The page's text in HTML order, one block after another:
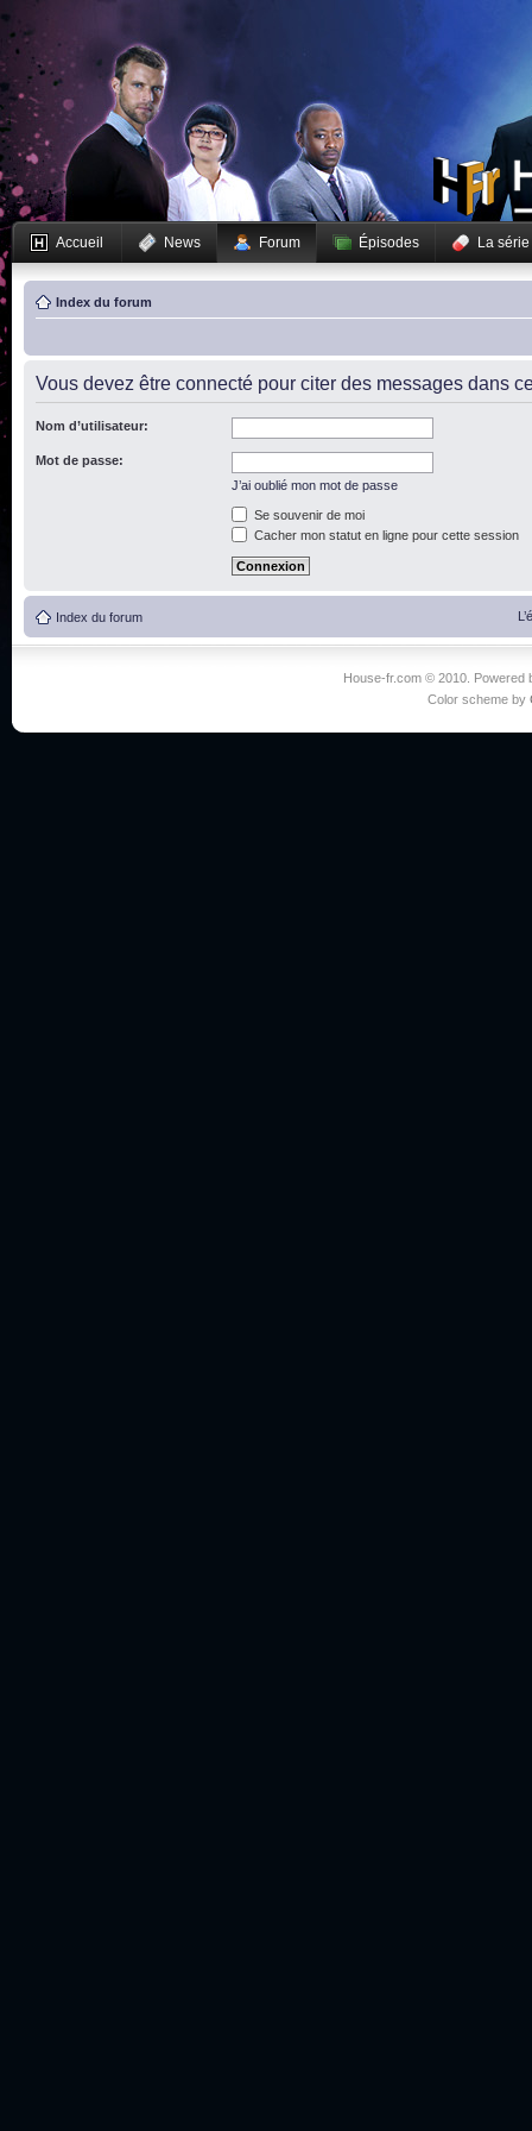
Accueil News Forum Épisodes La série
Index du forum
Vous devez être connecté pour citer des messages dans
Nom d’utilisateur:
Mot de passe:
J’ai oublié mon mot de passe
Se souvenir de moi
Cacher mon statut en ligne pour cette session
Index du forum
House-fr.com © 2010. Powered
Color scheme by